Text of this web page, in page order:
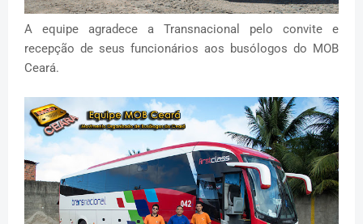
A equipe agradece a Transnacional pelo convite e
recepção de seus funcionários aos busólogos do MOB
Ceará.